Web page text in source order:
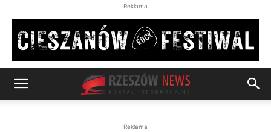
Reklama
Reklama